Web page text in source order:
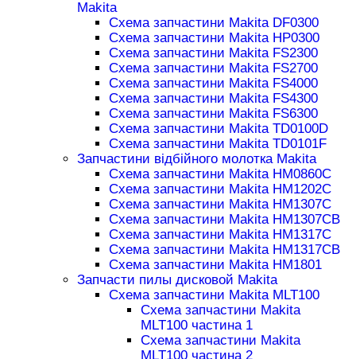
Makita
Схема запчастини Makita DF0300
Схема запчастини Makita HP0300
Схема запчастини Makita FS2300
Схема запчастини Makita FS2700
Схема запчастини Makita FS4000
Схема запчастини Makita FS4300
Схема запчастини Makita FS6300
Схема запчастини Makita TD0100D
Схема запчастини Makita TD0101F
Запчастини відбійного молотка Makita
Схема запчастини Makita HM0860C
Схема запчастини Makita HM1202C
Схема запчастини Makita HM1307C
Схема запчастини Makita HM1307CB
Схема запчастини Makita HM1317C
Схема запчастини Makita HM1317CB
Схема запчастини Makita HM1801
Запчасти пилы дисковой Makita
Схема запчастини Makita MLT100
Схема запчастини Makita
MLT100 частина 1
Схема запчастини Makita
MLT100 частина 2